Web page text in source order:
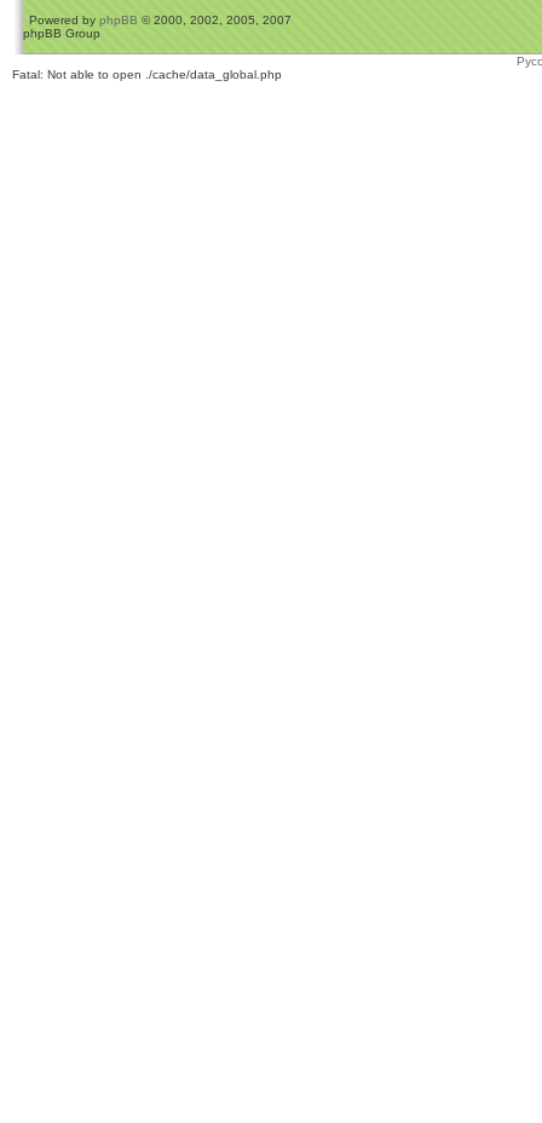
Powered by phpBB © 2000, 2002, 2005, 2007
phpBB Group
Fatal: Not able to open ./cache/data_global.php